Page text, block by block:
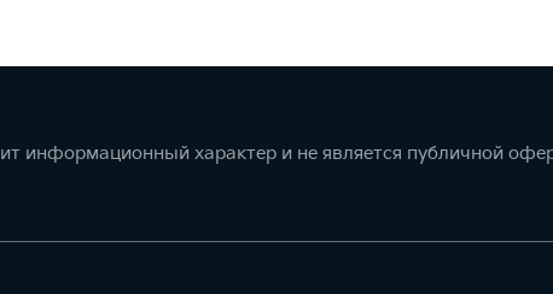
информационный характер и не является публичной